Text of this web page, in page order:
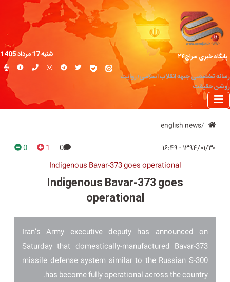
پایگاه خبری سراج۲۴
رسانه تخصصی جبهه انقلاب اسلامی؛ روایت
روشن حقیقت
شنبه 17 مرداد 1405
english news
۱۳۹۴/۰۱/۳۰ - ۱۶:۴۹ 0
1
0
Indigenous Bavar-373 goes operational
Indigenous Bavar-373 goes
operational
Iran’s Army executive deputy has announced on
Saturday that domestically-manufactured Bavar-373
missile defense system similar to the Russian S-300
has become fully operational across the country.